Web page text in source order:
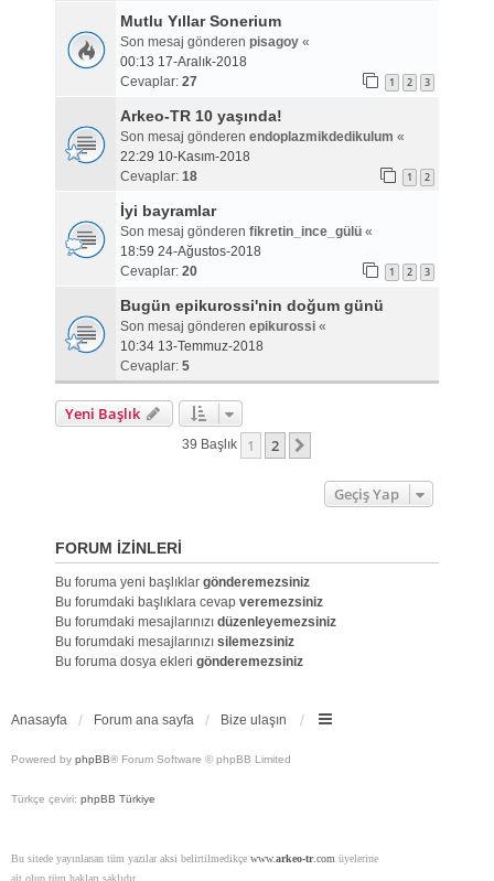
Mutlu Yıllar Sonerium
Son mesaj gönderen pisagoy«
00:13 17-Aralık-2018
Cevaplar: 27 1 2 3
Arkeo-TR 10 yaşında!
Son mesaj gönderen endoplazmikdedikulum «
22:29 10-Kasım-2018
Cevaplar: 18 1 2
İyi bayramlar
Son mesaj gönderen fikretin_ince_gülü«
18:59 24-Ağustos-2018
Cevaplar: 20 1 2 3
Bugün epikurossi'nin doğum günü
Son mesaj gönderen epikurossi«
10:34 13-Temmuz-2018
Cevaplar: 5
Yeni Başlık
39 Başlık 1 2
Geçiş Yap
FORUM IZINLERI
Bu foruma yeni başlıklar gönderemezsiniz
Bu forumdaki başlıklara cevap veremezsiniz
Bu forumdaki mesajlarınızı düzenleyemezsiniz
Bu forumdaki mesajlarınızı silemezsiniz
Bu foruma dosya ekleri gönderemezsiniz
Anasayfa Forum ana sayfa Bize ulaşın
Powered by phpBB® Forum Software © phpBB Limited
Türkçe çeviri: phpBB Türkiye
Bu sitede yayınlanan tüm yazılar aksi belirtilmedikçe www.arkeo-tr.com üyelerine
ait olup tüm hakları saklıdır.